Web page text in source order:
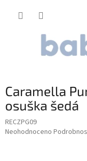
Caramella
osuška šedá
RECZPG09
Průměrné
Neohodnoceno